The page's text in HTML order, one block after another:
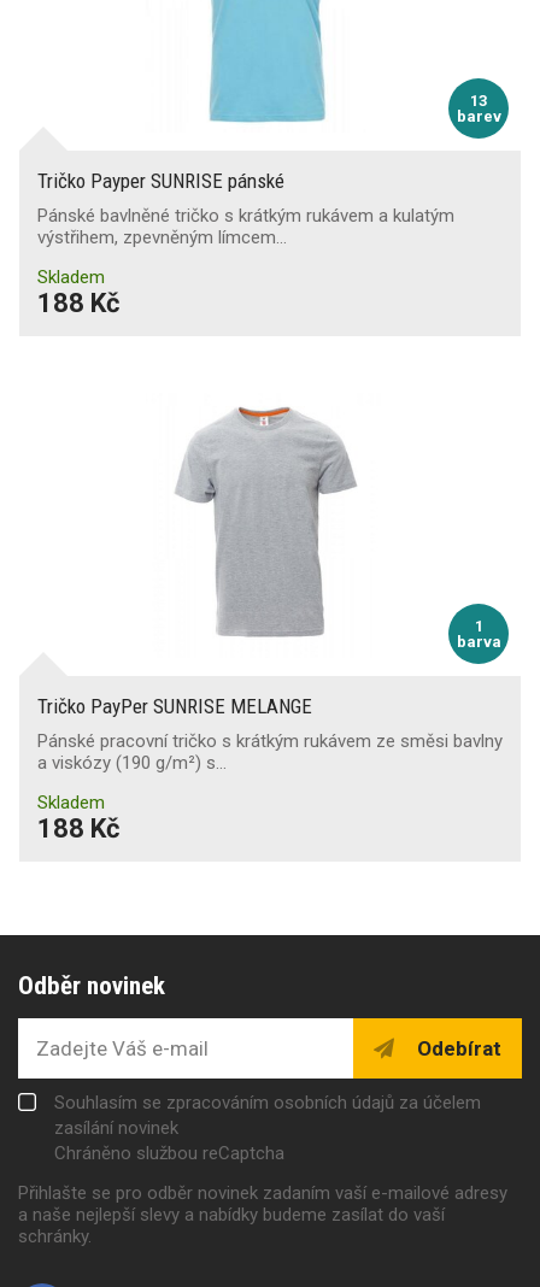
13
barev
Tričko Payper SUNRISE pánské
Pánské bavlněné tričko s krátkým rukávem a kulatým
výstřihem, zpevněným límcem…
Skladem
188 Kč
1
barva
Tričko PayPer SUNRISE MELANGE
Pánské pracovní tričko s krátkým rukávem ze směsi bavlny
a viskózy (190 g/m²) s…
Skladem
188 Kč
Odběr novinek
Odebírat
Souhlasím se zpracováním osobních údajů za účelem
zasílání novinek
Chráněno službou reCaptcha
Přihlašte se pro odběr novinek zadaním vaší e-mailové adresy
a naše nejlepší slevy a nabídky budeme zasílat do vaší
schránky.